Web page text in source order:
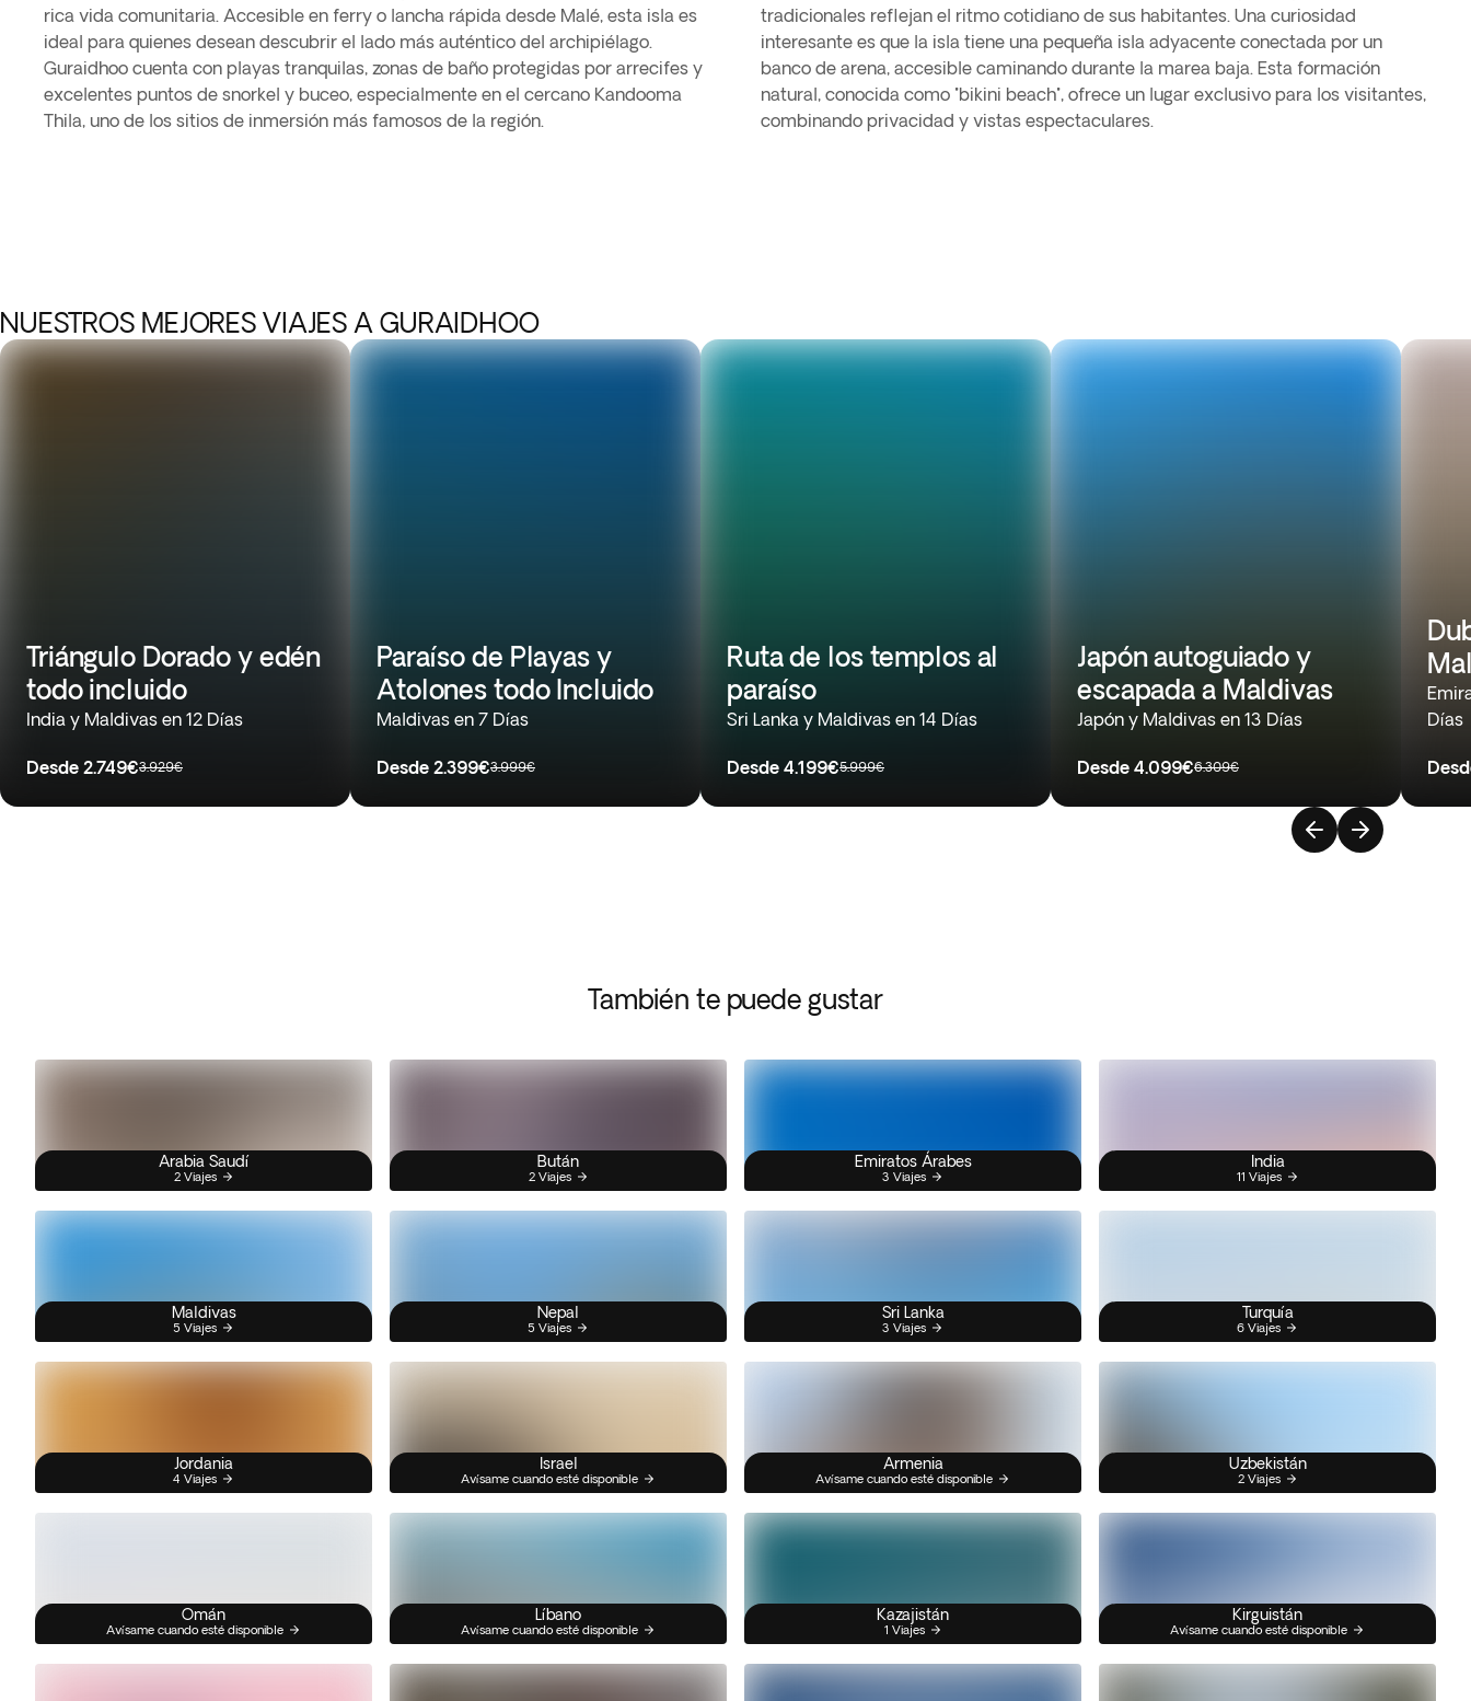
rica vida comunitaria. Accesible en ferry o lancha rápida desde Malé, esta isla es
ideal para quienes desean descubrir el lado más auténtico del archipiélago.
Guraidhoo cuenta con playas tranquilas, zonas de baño protegidas por arrecifes y
excelentes puntos de snorkel y buceo, especialmente en el cercano Kandooma
Thila, uno de los sitios de inmersión más famosos de la región.
tradicionales reflejan el ritmo cotidiano de sus habitantes. Una curiosidad
interesante es que la isla tiene una pequeña isla adyacente conectada por un
banco de arena, accesible caminando durante la marea baja. Esta formación
natural, conocida como "bikini beach", ofrece un lugar exclusivo para los visitantes,
combinando privacidad y vistas espectaculares.
NUESTROS MEJORES VIAJES A GURAIDHOO
Triángulo Dorado y edén
todo incluido
India y Maldivas en 12 Días
Desde 2.749€3.929€
Paraíso de Playas y
Atolones todo Incluido
Maldivas en 7 Días
Desde 2.399€3.999€
Ruta de los templos al
paraíso
Sri Lanka y Maldivas en 14 Días
Desde 4.199€5.999€
Japón autoguiado y
escapada a Maldivas
Japón y Maldivas en 13 Días
Desde 4.099€6.309€
Días
También te puede gustar
Arabia Saudí
2 Viajes
Bután
2 Viajes
Emiratos Árabes
3 Viajes
India
11 Viajes
Maldivas
5 Viajes
Nepal
5 Viajes
Sri Lanka
3 Viajes
Turquía
6 Viajes
Jordania
4 Viajes
Israel
Avísame cuando esté disponible
Armenia
Avísame cuando esté disponible
Uzbekistán
2 Viajes
Omán
Avísame cuando esté disponible
Líbano
Avísame cuando esté disponible
Kazajistán
1 Viajes
Kirguistán
Avísame cuando esté disponible